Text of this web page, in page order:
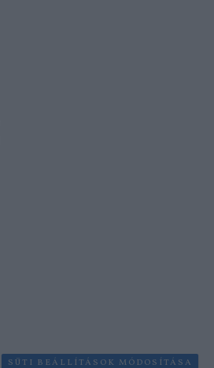
SÜTI BEÁLLÍTÁSOK MÓDOSÍTÁSA